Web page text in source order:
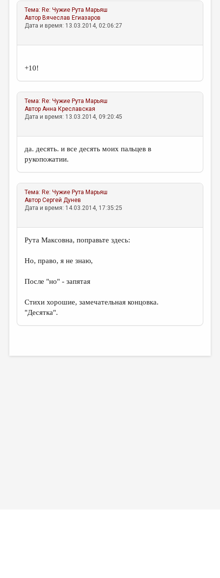
РЕЦЕНЗИРОВАНИЕ
ЦИКЛЫ ПУБЛИКАЦИЙ
Тема: Re: Чужие Рута Марьяш
Автор Вячеслав Егиазаров
Дата и время: 13.03.2014, 02:06:27
+10!
Тема: Re: Чужие Рута Марьяш
АвторАнна Креславская
Дата и время: 13.03.2014, 09:20:45
да. десять. и все десять моих пальцев в
рукопожатии.
Тема: Re: Чужие Рута Марьяш
АвторСергей Дунев
Дата и время: 14.03.2014, 17:35:25
Рута Максовна, поправьте здесь:
Но, право, я не знаю,
После "но" - запятая
Стихи хорошие, замечательная концовка.
"Десятка".